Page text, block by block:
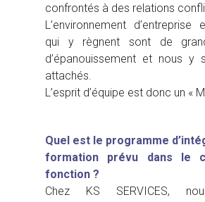
confrontés à des relations
L’environnement d’entreprise
qui y règnent sont de
d’épanouissement et nous y
attachés.
L’esprit d’équipe est donc un «
Quel est le programme
formation prévu dans le
fonction ?
Chez KS SERVICES,